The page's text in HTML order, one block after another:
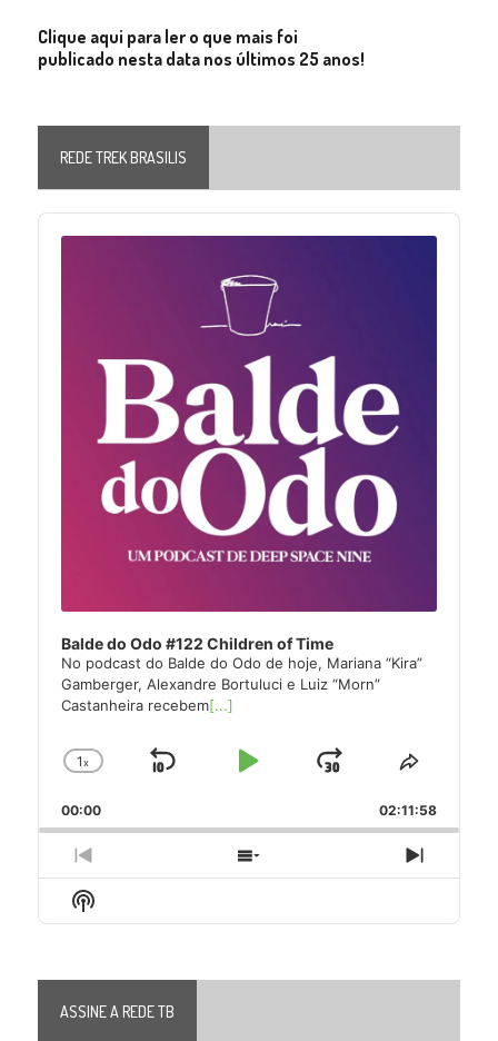
Clique aqui para ler o que mais foi
publicado nesta data nos últimos 25 anos!
REDE TREK BRASILIS
Audio
Player
Balde do Odo #122 Children of Time
No podcast do Balde do Odo de hoje, Mariana “Kira”
Gamberger, Alexandre Bortuluci e Luiz “Morn”
Castanheira recebem[...]
Change
Rate
1x
Skip
Play
Jump
Forward
Share
Episode
00:00 02:11:58
Previous
Episode
Show
Next
Show
Podcast
ASSINE A REDE TB